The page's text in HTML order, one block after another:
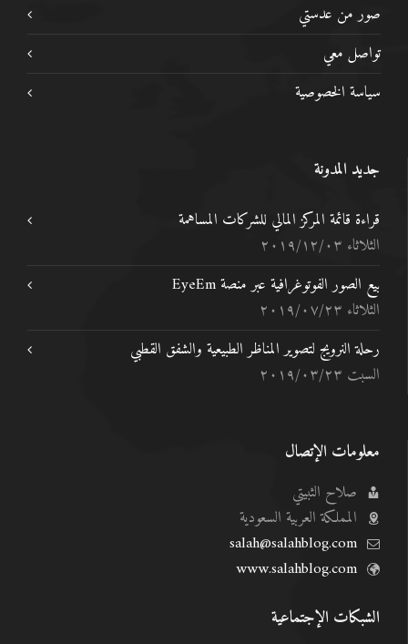
صور من عدستي
تواصل معي
سياسة الخصوصية
جديد المدونة
قراءة قائمة المركز المالي للشركات المساهمة
الثلاثاء ٢٠١٩/١٢/٠٣
بيع الصور الفوتوغرافية عبر منصة EyeEm
الثلاثاء ٢٠١٩/٠٧/٢٣
رحلة النرويج لتصوير المناظر الطبيعية والشفق القطبي
السبت ٢٠١٩/٠٣/٢٣
معلومات الإتصال
صلاح الثبيتي
المملكة العربية السعودية
salah@salahblog.com
www.salahblog.com
الشبكات الإجتماعية